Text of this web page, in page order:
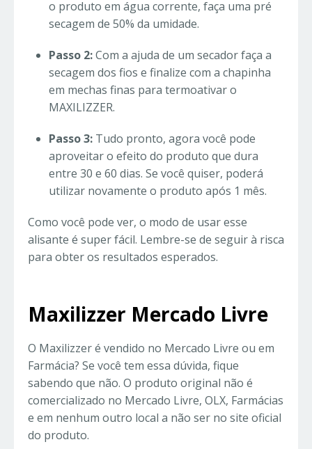
o produto em água corrente, faça uma pré
secagem de 50% da umidade.
Passo 2:Com a ajuda de um secador faça a
secagem dos fios e finalize com a chapinha
em mechas finas para termoativar o
MAXILIZZER.
Passo 3: Tudo pronto, agora você pode
aproveitar o efeito do produto que dura
entre 30 e 60 dias. Se você quiser, poderá
utilizar novamente o produto após 1 mês.
Como você pode ver, o modo de usar esse
alisante é super fácil. Lembre-se de seguir à risca
para obter os resultados esperados.
Maxilizzer Mercado Livre
O Maxilizzer é vendido no Mercado Livre ou em
Farmácia? Se você tem essa dúvida, fique
sabendo que não. O produto original não é
comercializado no Mercado Livre, OLX, Farmácias
e em nenhum outro local a não ser no site oficial
do produto.